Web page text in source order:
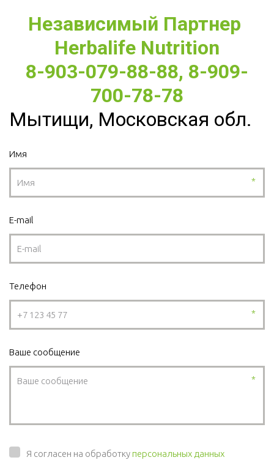
Независимый Партнер
Herbalife Nutrition
8-903-079-88-88, 8-909-
700-78-78
Мытищи, Московская обл.
Имя
*
E-mail
Телефон
*
Ваше сообщение
*
Я согласен на обработкуперсональных данных